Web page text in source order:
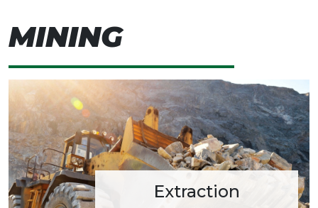
MINING
Extraction